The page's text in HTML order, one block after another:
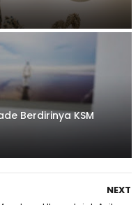
Berdirinya KSM
NEXT